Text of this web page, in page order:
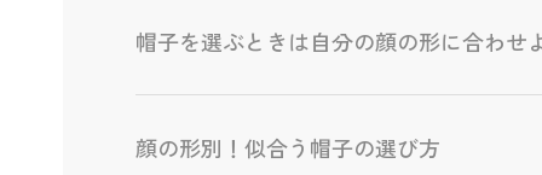
帽子を選ぶときは自分の顔の形に合わせ
顔の形別！似合う帽子の選び方